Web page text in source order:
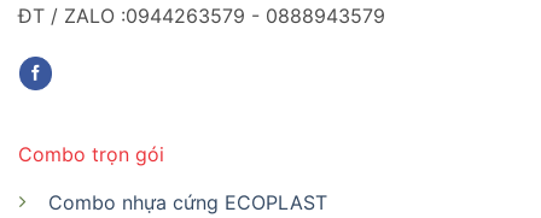
ĐT / ZALO :0944263579 - 0888943579
Combo trọn gói
Combo nhựa cứng ECOPLAST